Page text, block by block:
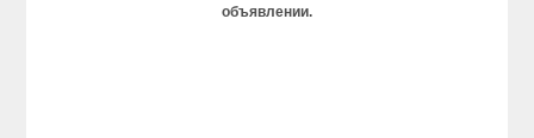
объявлении.